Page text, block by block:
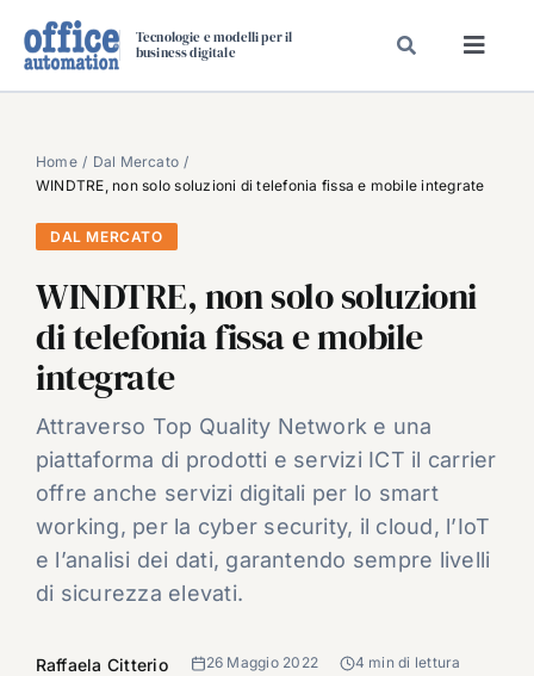
Tecnologie e modelli per il
business digitale
SPECIAL PAPER
TAVOLE ROTONDE DI REDAZIONE
DAL MERCATO
CARRIERE
VIDEO
EVENTI
CHI SIAMO
Home
Dal Mercato
WINDTRE, non solo soluzioni di telefonia fissa e mobile integrate
DAL MERCATO
WINDTRE, non solo soluzioni
di telefonia fissa e mobile
integrate
Attraverso Top Quality Network e una
piattaforma di prodotti e servizi ICT il carrier
offre anche servizi digitali per lo smart
working, per la cyber security, il cloud, l’IoT
e l’analisi dei dati, garantendo sempre livelli
di sicurezza elevati.
Raffaela Citterio 26 Maggio 2022 4 min di lettura